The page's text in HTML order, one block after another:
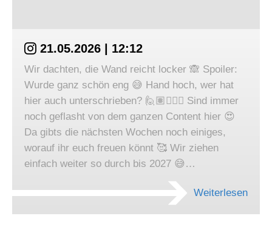
21.05.2026 | 12:12
Wir dachten, die Wand reicht locker 🙈 Spoiler:
Wurde ganz schön eng 😅 Hand hoch, wer hat
hier auch unterschrieben? 🙋🏽🙋🏼‍♀️ Sind immer
noch geflasht von dem ganzen Content hier 😍
Da gibts die nächsten Wochen noch einiges,
worauf ihr euch freuen könnt 🥰 Wir ziehen
einfach weiter so durch bis 2027 😅…
Weiterlesen